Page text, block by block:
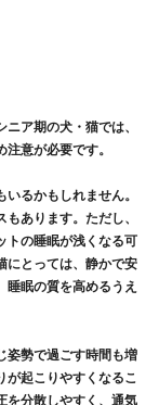
ア期の犬・猫では、
意が必要です。
るかもしれません。
あります。ただし、
トの睡眠が浅くなる可
にとっては、静かで安
眠の質を高めるうえ
姿勢で過ごす時間も増
が起こりやすくなるこ
を分散しやすく、通気